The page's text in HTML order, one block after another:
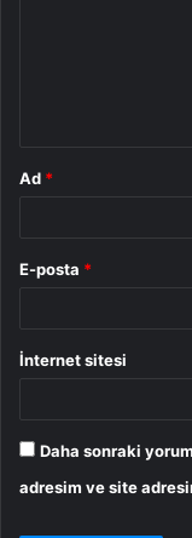
Ad *
E-posta *
İnternet sitesi
Daha sonraki
adresim ve site